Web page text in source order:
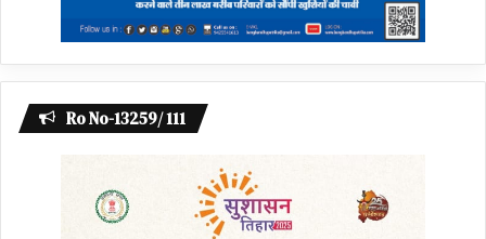
Ro No-13259/ 111